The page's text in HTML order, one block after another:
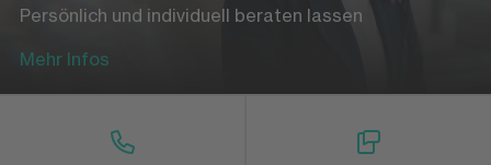
Persönlich und individuell beraten lassen
Mehr Infos